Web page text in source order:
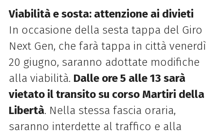
Viabilità e sosta: attenzione ai divieti
In occasione della sesta tappa del Giro
Next Gen, che farà tappa in città venerdì
20 giugno, saranno adottate modifiche
alla viabilità. Dalle ore 5 alle 13 sarà
vietato il transito su corso Martiri della
Libertà. Nella stessa fascia oraria,
saranno interdette al traffico e alla